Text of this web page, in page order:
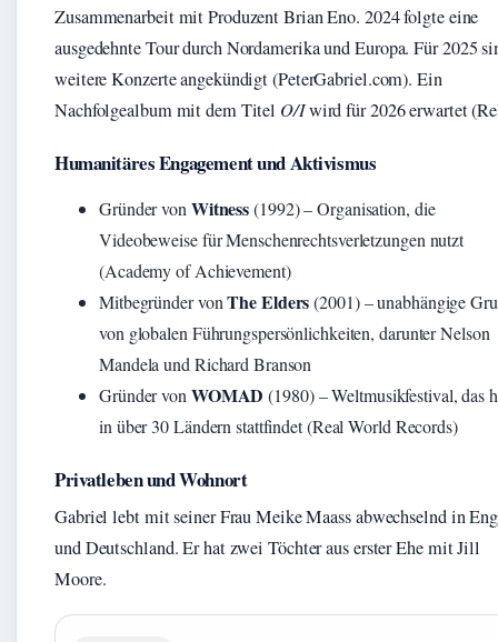
Zusammenarbeit mit Produzent Brian Eno. 2024 folgte eine
ausgedehnte Tour durch Nordamerika und Europa. Für 2025
weitere Konzerte angekündigt (PeterGabriel.com). Ein
Nachfolgealbum mit dem Titel O/Iwird für 2026 erwartet
Humanitäres Engagement und Aktivismus
Gründer vonWitness(1992) – Organisation, die
Videobeweise für Menschenrechtsverletzungen nutzt
(Academy of Achievement)
Mitbegründer vonThe Elders(2001) – unabhängige
von globalen Führungspersönlichkeiten, darunter Nelson
Mandela und Richard Branson
Gründer vonWOMAD (1980) – Weltmusikfestival, das
in über 30 Ländern stattfindet (Real World Records)
Privatleben und Wohnort
Gabriel lebt mit seiner Frau Meike Maass abwechselnd in
und Deutschland. Er hat zwei Töchter aus erster Ehe mit Jill
Moore.